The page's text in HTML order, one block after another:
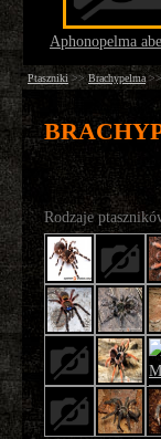
Aphonopelma
Ptaszniki >>Brachypelma>>
Rodzaje